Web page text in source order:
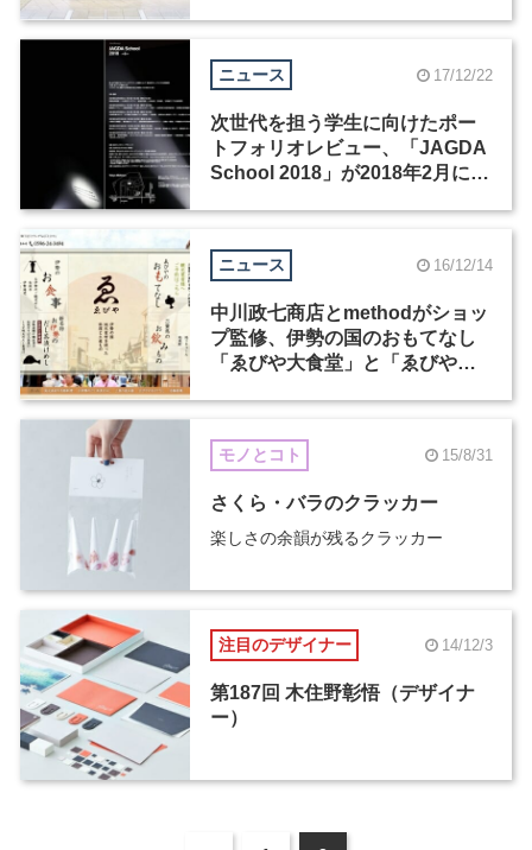
ニュース 17/12/22
次世代を担う学生に向けたポー
トフォリオレビュー、「JAGDA
School 2018」が2018年2月に開
ニュース 16/12/14
中川政七商店とmethodがショッ
プ監修、伊勢の国のおもてなし
「ゑびや大食堂」と「ゑびや商
モノとコト 15/8/31
さくら・バラのクラッカー
楽しさの余韻が残るクラッカー
注目のデザイナー 14/12/3
第187回 木住野彰悟（デザイナ
ー）